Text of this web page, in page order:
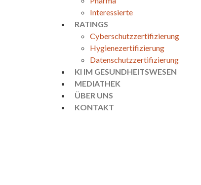
Interessierte
RATINGS
Cyberschutzzertifizierung
Hygienezertifizierung
Datenschutzzertifizierung
KI IM GESUNDHEITSWESEN
MEDIATHEK
ÜBER UNS
KONTAKT